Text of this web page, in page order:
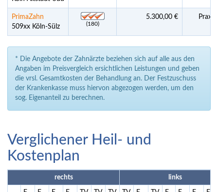
PrimaZahn
509xx Köln-Sülz
(180)
5.300,00 €
* Die Angebote der Zahnärzte beziehen sich auf alle aus den
Angaben im Preisvergleich ersichtlichen Leistungen und geben
die vrsl. Gesamtkosten der Behandlung an. Der Festzuschuss
der Krankenkasse muss hiervon abgezogen werden, um den
sog. Eigenanteil zu berechnen.
Verglichener Heil- und
Kostenplan
rechts links